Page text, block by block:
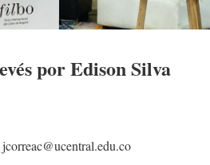
por Edison Silva